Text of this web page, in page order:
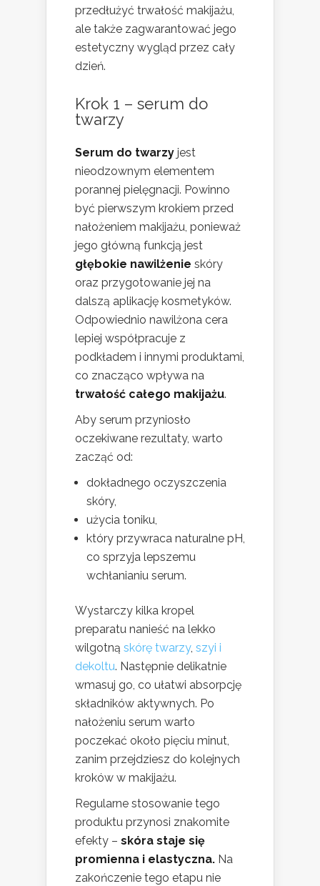
przedłużyć trwałość makijażu,
ale także zagwarantować jego
estetyczny wygląd przez cały
dzień.
Krok 1 – serum do
twarzy
Serum do twarzy jest
nieodzownym elementem
porannej pielęgnacji. Powinno
być pierwszym krokiem przed
nałożeniem makijażu, ponieważ
jego główną funkcją jest
głębokie nawilżenie skóry
oraz przygotowanie jej na
dalszą aplikację kosmetyków.
Odpowiednio nawilżona cera
lepiej współpracuje z
podkładem i innymi produktami,
co znacząco wpływa na
trwałość całego makijażu.
Aby serum przyniosło
oczekiwane rezultaty, warto
zacząć od:
dokładnego oczyszczenia
skóry,
użycia toniku,
który przywraca naturalne pH,
co sprzyja lepszemu
wchłanianiu serum.
Wystarczy kilka kropel
preparatu nanieść na lekko
wilgotną skórę twarzy, szyi i
dekoltu. Następnie delikatnie
wmasuj go, co ułatwi absorpcję
składników aktywnych. Po
nałożeniu serum warto
poczekać około pięciu minut,
zanim przejdziesz do kolejnych
kroków w makijażu.
Regularne stosowanie tego
produktu przynosi znakomite
efekty – skóra staje się
promienna i elastyczna. Na
zakończenie tego etapu nie